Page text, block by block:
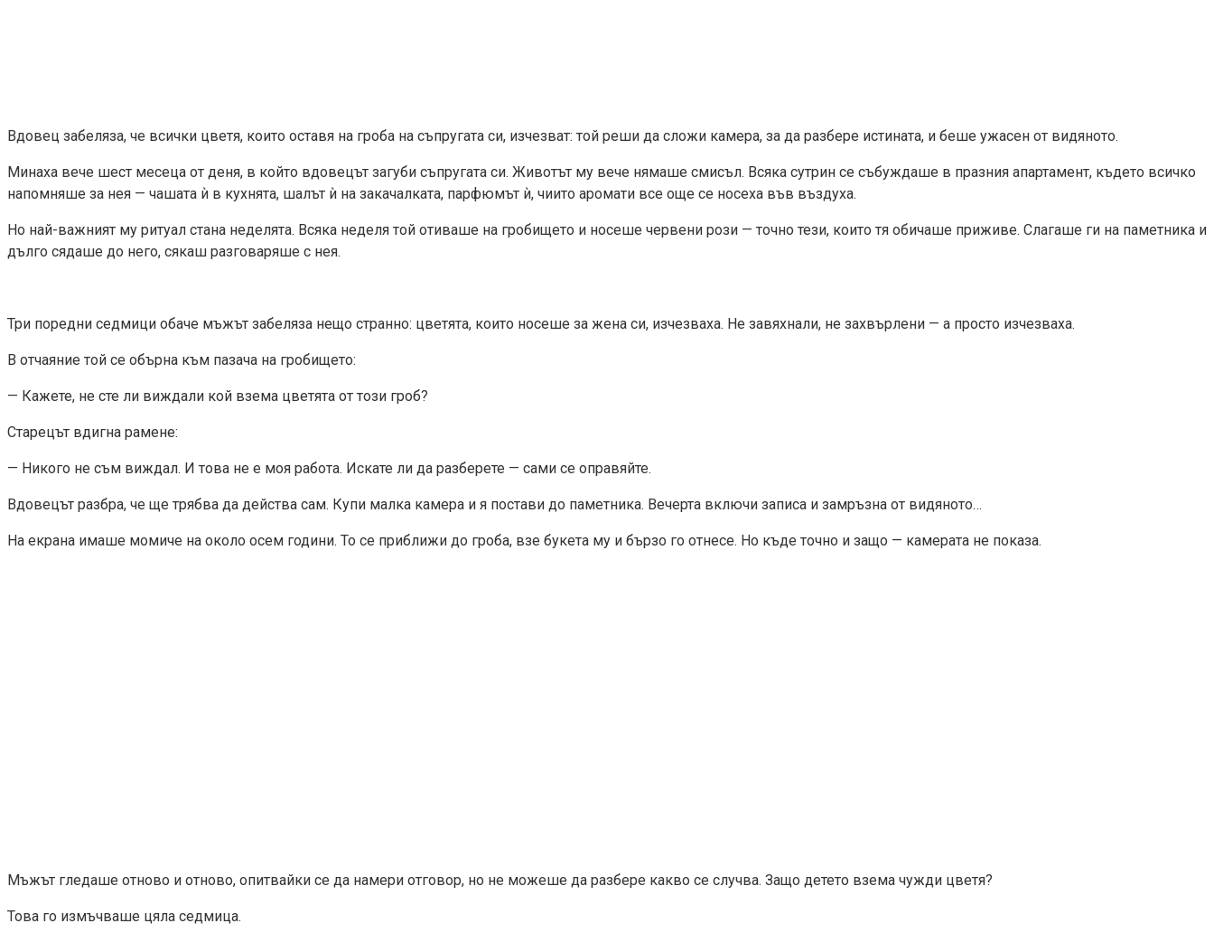
Вдовец забеляза, че всички цветя, които оставя на гроба на съпругата си, изчезват: той реши да сложи камера, за да разбере истината, и беше ужасен от видяното.
Минаха вече шест месеца от деня, в който вдовецът загуби съпругата си. Животът му вече нямаше смисъл. Всяка сутрин се събуждаше в празния апартамент, където всичко
напомняше за нея — чашата ѝ в кухнята, шалът ѝ на закачалката, парфюмът ѝ, чиито аромати все още се носеха във въздуха.
Но най-важният му ритуал стана неделята. Всяка неделя той отиваше на гробището и носеше червени рози — точно тези, които тя обичаше приживе. Слагаше ги на паметника и
дълго сядаше до него, сякаш разговаряше с нея.
Три поредни седмици обаче мъжът забеляза нещо странно: цветята, които носеше за жена си, изчезваха. Не завяхнали, не захвърлени — а просто изчезваха.
В отчаяние той се обърна към пазача на гробището:
— Кажете, не сте ли виждали кой взема цветята от този гроб?
Старецът вдигна рамене:
— Никого не съм виждал. И това не е моя работа. Искате ли да разберете — сами се оправяйте.
Вдовецът разбра, че ще трябва да действа сам. Купи малка камера и я постави до паметника. Вечерта включи записа и замръзна от видяното…
На екрана имаше момиче на около осем години. То се приближи до гроба, взе букета му и бързо го отнесе. Но къде точно и защо — камерата не показа.
Мъжът гледаше отново и отново, опитвайки се да намери отговор, но не можеше да разбере какво се случва. Защо детето взема чужди цветя?
Това го измъчваше цяла седмица.